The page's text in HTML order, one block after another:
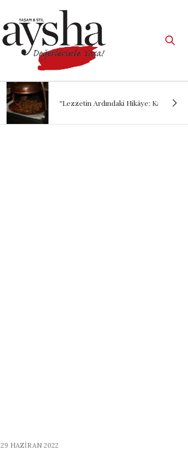
“Lezzetin Ardındaki Hikâye: Kadırgalı”
29 HAZIRAN 2022